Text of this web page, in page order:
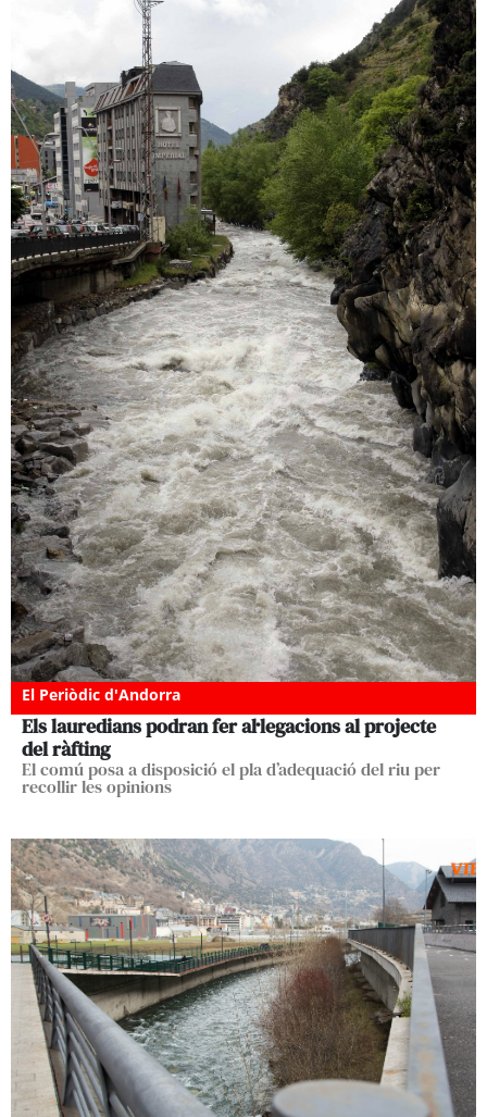
El Periòdic d'Andorra
Els lauredians podran fer al·legacions al projecte
del ràfting
El comú posa a disposició el pla d’adequació del riu per
recollir les opinions